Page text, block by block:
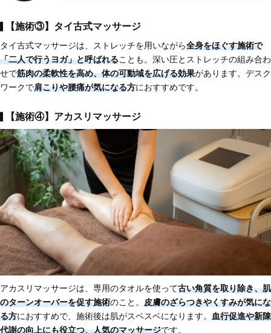
【施術③】タイ古式マッサージ
タイ古式マッサージは、ストレッチを用いながら全身をほぐす施術で
「二人で行うヨガ」と呼ばれることも。深い圧とストレッチの組み合わ
せで筋肉の柔軟性を高め、体の可動域を広げる効果があります。デスク
ワークで肩こりや腰痛が気になる方におすすめです。
【施術④】アカスリマッサージ
アカスリマッサージは、専用のタオルを使って古い角質を取り除き、肌
のターンオーバーを促す施術のこと。 皮膚のざらつきやくすみが気にな
る方におすすめで、施術後は肌がスベスベになります。 血行促進や新陳
代謝の向上にも役立つ、人気のマッサージです。